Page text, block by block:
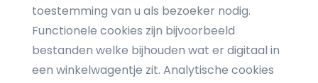
toestemming van u als bezoeker nodig.
Functionele cookies zijn bijvoorbeeld
bestanden welke bijhouden wat er digitaal in
een winkelwagentje zit. Analytische cookies